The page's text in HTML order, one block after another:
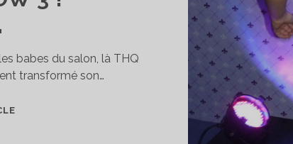
babes du salon, là THQ
transformé son…